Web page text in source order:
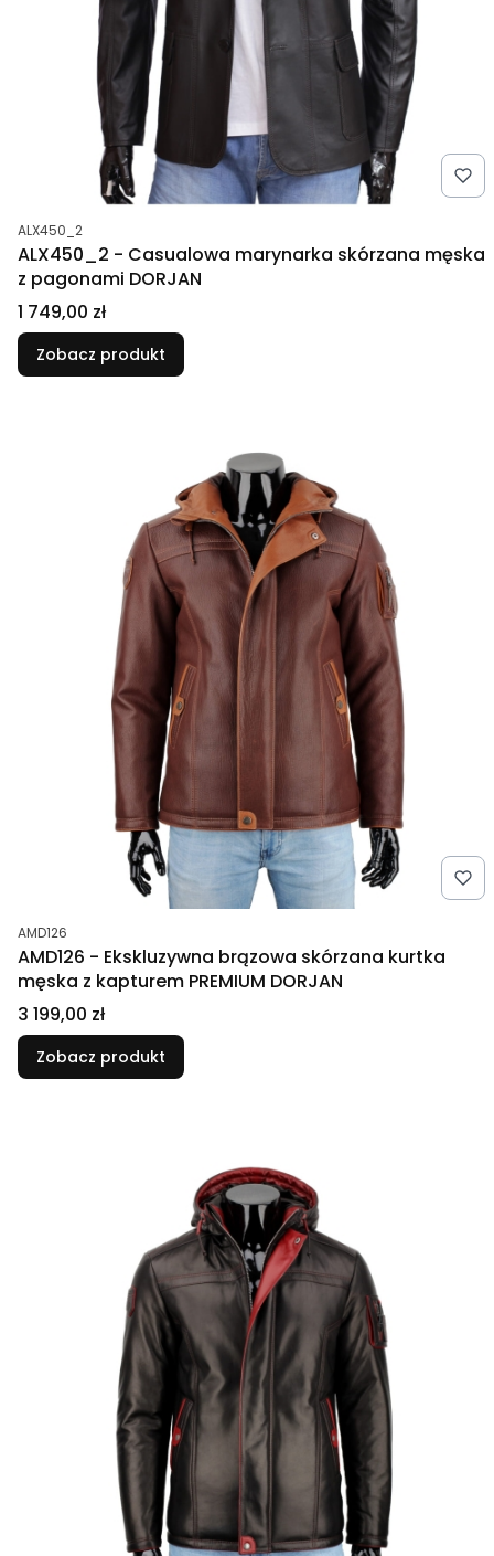
Kod produktu
ALX450_2
ALX450_2 - Casualowa marynarka skórzana męska
z pagonami DORJAN
Cena
1 749,00 zł
Zobacz produkt
Kod produktu
AMD126
AMD126 - Ekskluzywna brązowa skórzana kurtka
męska z kapturem PREMIUM DORJAN
Cena
3 199,00 zł
Zobacz produkt